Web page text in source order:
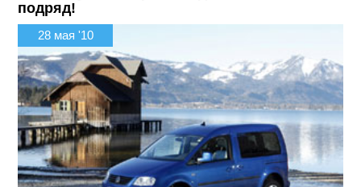
подряд!
28 мая '10